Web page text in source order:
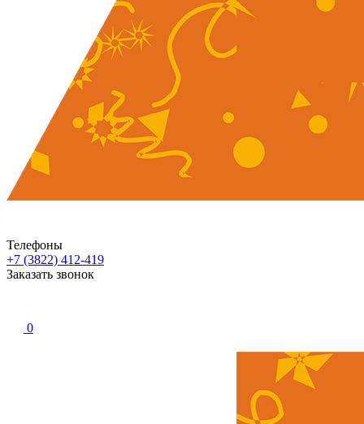
Телефоны
+7 (3822) 412-419
Заказать звонок
0